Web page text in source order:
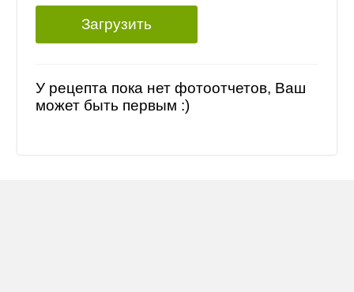
Загрузить
У рецепта пока нет фотоотчетов, Ваш
может быть первым :)